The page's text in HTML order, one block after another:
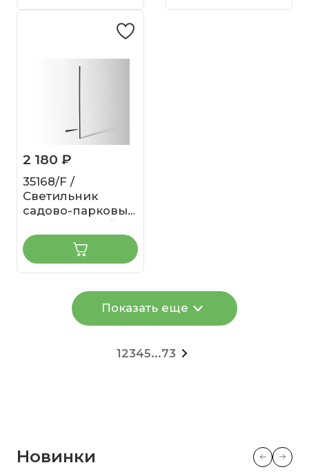
2 180 ₽
35168/F /
Светильник
садово-парковый
Lumos черный
Показать еще
12345...73
Новинки